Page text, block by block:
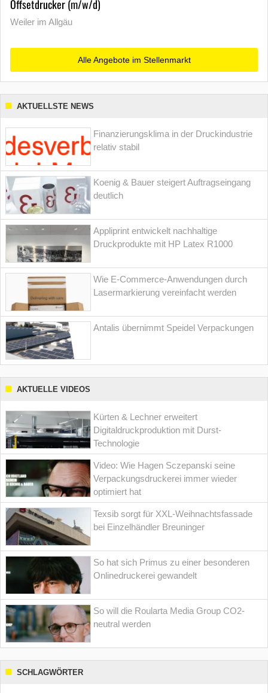
Offsetdrucker (m/w/d)
Weiler im Allgäu
Alle Angebote im Stellenmarkt
AKTUELLSTE NEWS
Finanzierungsklima in der Druckindustrie
relativ stabil
Koenig & Bauer steigert Auftragseingang
deutlich
Appliprint entwickelt nachhaltige
Druckprodukte mit HP Latex R1000
Wie E-Commerce-Anwendungen durch
Lasermarkierung vereinfacht werden
Antalis übernimmt Speidel Verpackungen
AKTUELLE VIDEOS
Kürten & Lechner erweitert
Digitaldruckproduktion mit Durst-
Technologie
Video: Wie Hagen Sczepanski seine
Verpackungsdruckerei immer wieder
optimiert hat
Texsib sorgt für XXL-Weihnachtsfassade
bei Einzelhändler Breuninger
So hat sich Primus zu einer besonderen
Onlinedruckerei gewandelt
So will die Roularta Media Group CO2-
neutral werden
SCHLAGWÖRTER